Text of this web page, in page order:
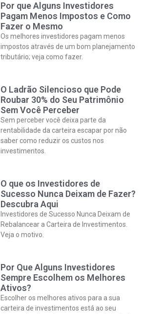
Por que Alguns Investidores
Pagam Menos Impostos e Como
Fazer o Mesmo
Os melhores investidores pagam menos
impostos através de um bom planejamento
tributário; veja como fazer.
O Ladrão Silencioso que Pode
Roubar 30% do Seu Patrimônio
Sem Você Perceber
Sem perceber você deixa parte da
rentabilidade da carteira escapar por não
saber como reduzir os custos nos
investimentos.
O que os Investidores de
Sucesso Nunca Deixam de Fazer?
Descubra Aqui
Investidores de Sucesso Nunca Deixam de
Rebalancear a Carteira de Investimentos.
Veja o motivo.
Por Que Alguns Investidores
Sempre Escolhem os Melhores
Ativos?
Escolher os melhores ativos para a sua
carteira de investimentos está ao seu